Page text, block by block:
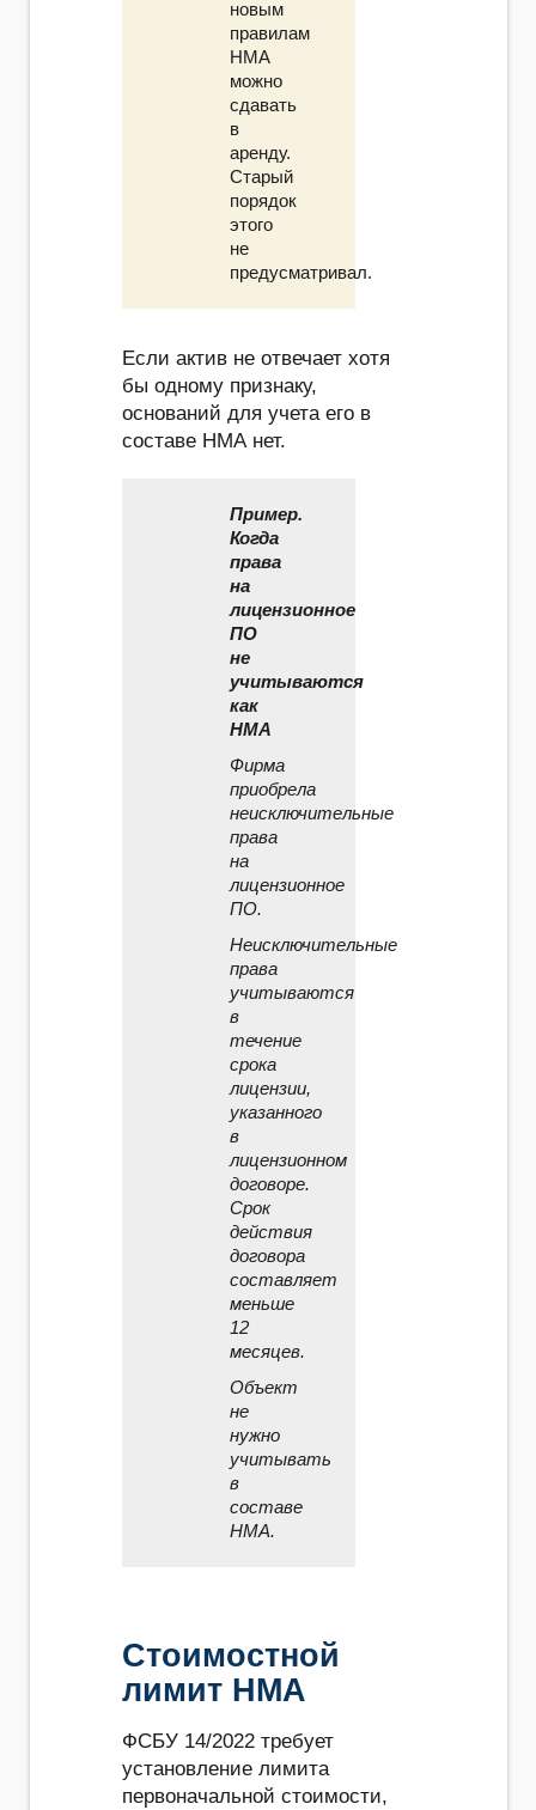
новым
правилам
НМА
можно
сдавать
в
аренду.
Старый
порядок
этого
не
предусматривал.
Если актив не отвечает хотя
бы одному признаку,
оснований для учета его в
составе НМА нет.
Пример.
Когда
права
на
лицензионное
ПО
не
учитываются
как
НМА
Фирма
приобрела
неисключительные
права
на
лицензионное
ПО.
Неисключительные
права
учитываются
в
течение
срока
лицензии,
указанного
в
лицензионном
договоре.
Срок
действия
договора
составляет
меньше
12
месяцев.
Объект
не
нужно
учитывать
в
составе
НМА.
Стоимостной
лимит НМА
ФСБУ 14/2022 требует
установление лимита
первоначальной стоимости,